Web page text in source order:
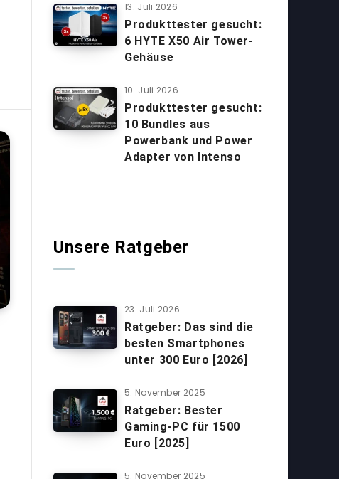
13. Juli 2026
Produkttester gesucht:
6 HYTE X50 Air Tower-
Gehäuse
10. Juli 2026
Produkttester gesucht:
10 Bundles aus
Powerbank und Power
Adapter von Intenso
Unsere Ratgeber
23. Juli 2026
Ratgeber: Das sind die
besten Smartphones
unter 300 Euro [2026]
5. November 2025
Ratgeber: Bester
Gaming-PC für 1500
Euro [2025]
5. November 2025